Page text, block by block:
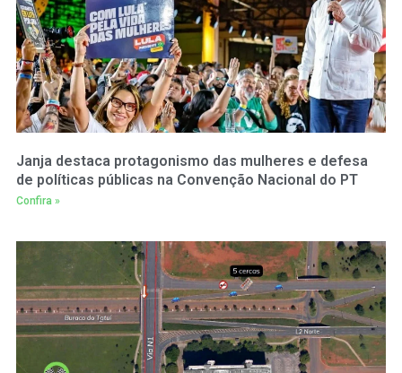
Janja destaca protagonismo das mulheres e defesa
de políticas públicas na Convenção Nacional do PT
Confira »